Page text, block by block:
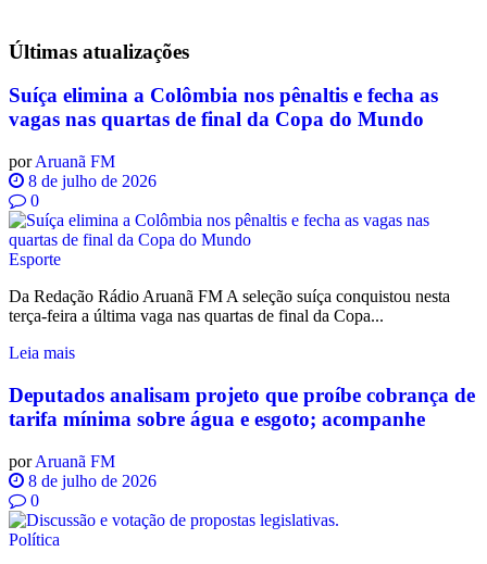
Últimas atualizações
Suíça elimina a Colômbia nos pênaltis e fecha as
vagas nas quartas de final da Copa do Mundo
por Aruanã FM
8 de julho de 2026
0
Esporte
Da Redação Rádio Aruanã FM A seleção suíça conquistou nesta
terça-feira a última vaga nas quartas de final da Copa...
Leia mais
Deputados analisam projeto que proíbe cobrança de
tarifa mínima sobre água e esgoto; acompanhe
por Aruanã FM
8 de julho de 2026
0
Política